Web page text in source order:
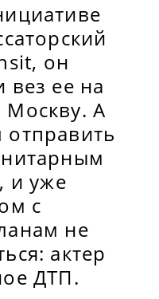
он
вез ее на
Москву. А
и уже
с
не
актер
ДТП.